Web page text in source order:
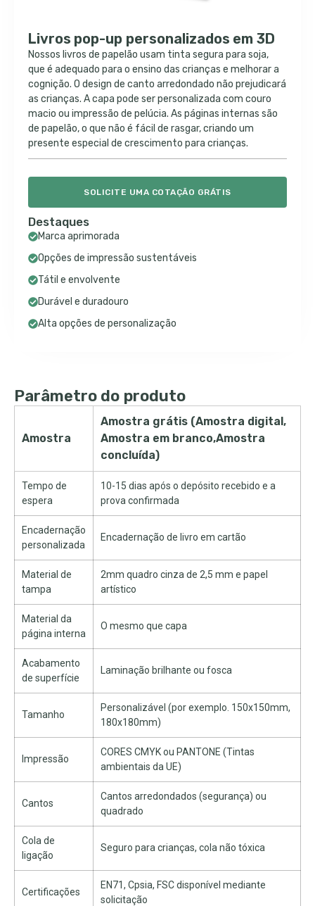
Livros pop-up personalizados em 3D
Nossos livros de papelão usam tinta segura para soja,
que é adequado para o ensino das crianças e melhorar a
cognição. O design de canto arredondado não prejudicará
as crianças. A capa pode ser personalizada com couro
macio ou impressão de pelúcia. As páginas internas são
de papelão, o que não é fácil de rasgar, criando um
presente especial de crescimento para crianças.
SOLICITE UMA COTAÇÃO GRÁTIS
Destaques
Marca aprimorada
Opções de impressão sustentáveis
Tátil e envolvente
Durável e duradouro
Alta opções de personalização
Parâmetro do produto
Amostra
Amostra grátis (Amostra digital,
Amostra em branco,Amostra
concluída)
Tempo de
espera
10-15 dias após o depósito recebido e a
prova confirmada
Encadernação
personalizada
Encadernação de livro em cartão
Material de
tampa
2mm quadro cinza de 2,5 mm e papel
artístico
Material da
página interna
O mesmo que capa
Acabamento
de superfície
Laminação brilhante ou fosca
Tamanho
Personalizável (por exemplo. 150x150mm,
180x180mm)
Impressão
CORES CMYK ou PANTONE (Tintas
ambientais da UE)
Cantos
Cantos arredondados (segurança) ou
quadrado
Cola de
ligação
Seguro para crianças, cola não tóxica
Certificações
EN71, Cpsia, FSC disponível mediante
solicitação